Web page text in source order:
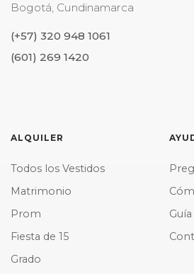
Bogotá, Cundinamarca
(+57) 320 948 1061
(601) 269 1420
ALQUILER
Todos los Vestidos
Matrimonio
Prom
Fiesta de 15
Grado